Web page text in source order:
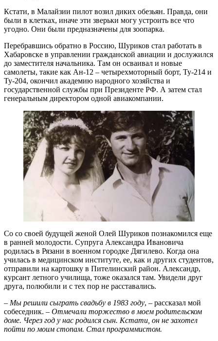
Кстати, в Малайзии пилот возил диких обезьян. Правда, они
были в клетках, иначе эти зверьки могу устроить все что
угодно. Они были предназначены для зоопарка.
Перебравшись обратно в Россию, Шуриков стал работать в
Хабаровске в управлении гражданской авиации и дослужился
до заместителя начальника. Там он осваивал и новые
самолеты, такие как Ан-12 – четырехмоторный борт, Ту-214 и
Ту-204, окончил академию народного хозяйства и
государственной службы при Президенте РФ. А затем стал
генеральным директором одной авиакомпании.
Со со своей будущей женой Олей Шуриков познакомился еще
в ранней молодости. Супруга Александра Ивановича
родилась в Рязани в военном городке Дягилево. Когда она
училась в медицинском институте, ее, как и других студентов,
отправили на картошку в Пителинский район. Александр,
курсант летного училища, тоже оказался там. Увидели друг
друга, полюбили и с тех пор не расставались.
– Мы решили сыграть свадьбу в 1983 году, – рассказал мой
собеседник. – Отмечали торжество в моем родительском
доме. Через год у нас родился сын. Кстати, он не захотел
пойти по моим стопам. Стал программистом.